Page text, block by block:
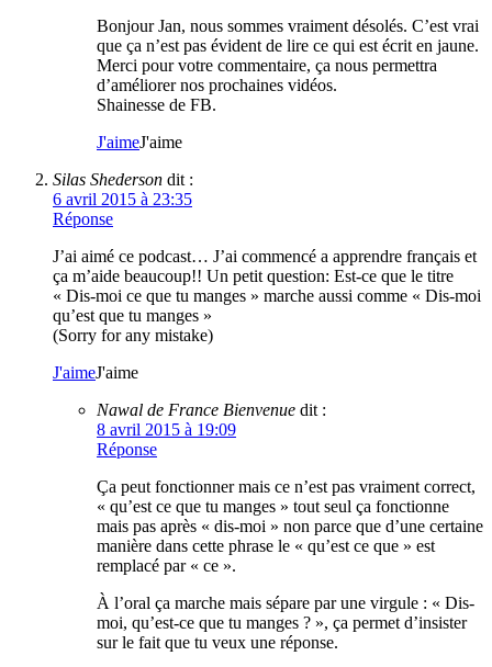
Bonjour Jan, nous sommes vraiment désolés. C’est vrai
que ça n’est pas évident de lire ce qui est écrit en jaune.
Merci pour votre commentaire, ça nous permettra
d’améliorer nos prochaines vidéos.
Shainesse de FB.
J'aimeJ'aime
Silas Shederson dit :
6 avril 2015 à 23:35
Réponse
J’ai aimé ce podcast… J’ai commencé a apprendre français et
ça m’aide beaucoup!! Un petit question: Est-ce que le titre
« Dis-moi ce que tu manges » marche aussi comme « Dis-moi
qu’est que tu manges »
(Sorry for any mistake)
J'aimeJ'aime
Nawal de France Bienvenue dit :
8 avril 2015 à 19:09
Réponse
Ça peut fonctionner mais ce n’est pas vraiment correct,
« qu’est ce que tu manges » tout seul ça fonctionne
mais pas après « dis-moi » non parce que d’une certaine
manière dans cette phrase le « qu’est ce que » est
remplacé par « ce ».
À l’oral ça marche mais sépare par une virgule : « Dis-
moi, qu’est-ce que tu manges ? », ça permet d’insister
sur le fait que tu veux une réponse.